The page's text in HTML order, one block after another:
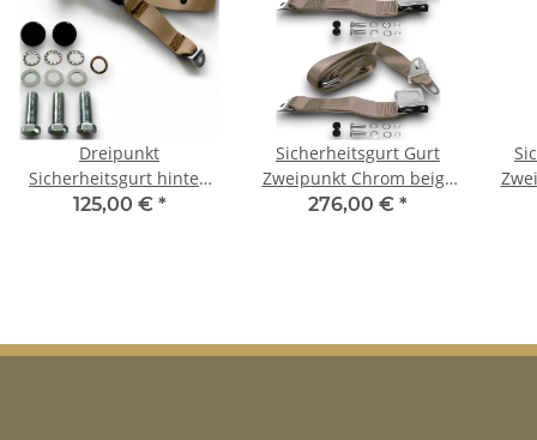
Dreipunkt
Sicherheitsgurt hinten
30cm Bandschloss beige
125,00 € *
Sicherheitsgurt Gurt
Zweipunkt Chrom beige
für VW Passat bis 77 Set
276,00 € *